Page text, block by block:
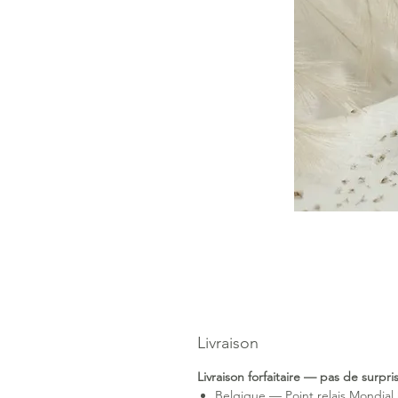
Livraison
Livraison forfaitaire — pas de